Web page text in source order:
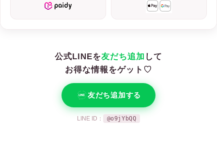
公式LINEを友だち追加 して
お得な情報をゲット♡
友だち追加する
LINE ID： @o9jYbQQ